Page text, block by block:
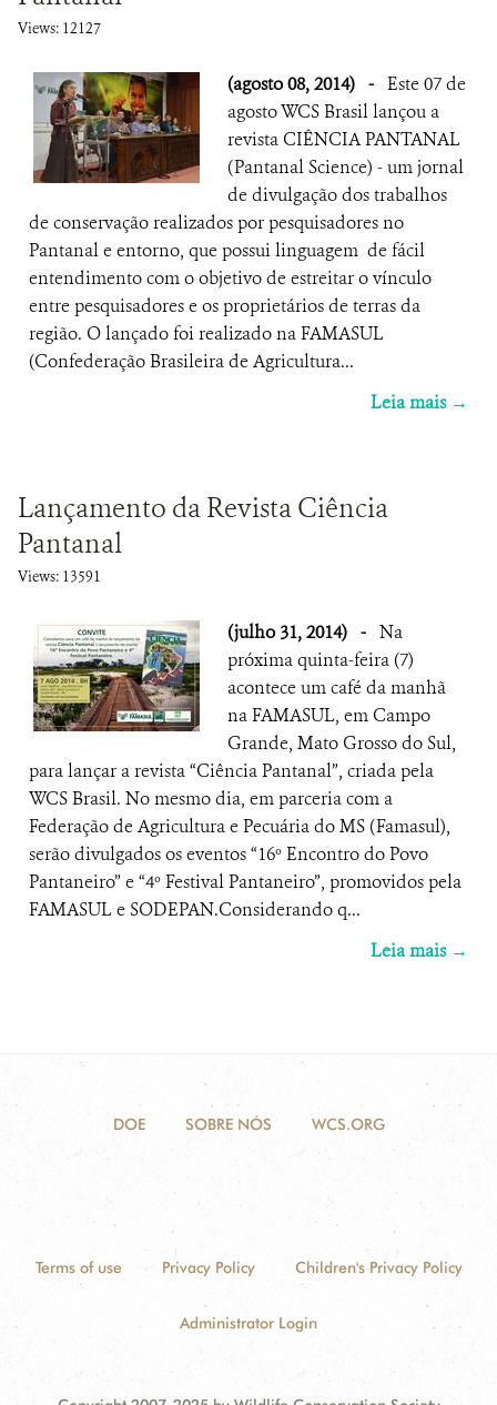
Views: 12127
(agosto 08, 2014) - Este 07 de
agosto WCS Brasil lançou a
revista CIÊNCIA PANTANAL
(Pantanal Science) - um jornal
de divulgação dos trabalhos
de conservação realizados por pesquisadores no
Pantanal e entorno, que possui linguagem de fácil
entendimento com o objetivo de estreitar o vínculo
entre pesquisadores e os proprietários de terras da
região. O lançado foi realizado na FAMASUL
(Confederação Brasileira de Agricultura...
Leia mais →
Lançamento da Revista Ciência
Pantanal
Views: 13591
(julho 31, 2014) - Na
próxima quinta-feira (7)
acontece um café da manhã
na FAMASUL, em Campo
Grande, Mato Grosso do Sul,
para lançar a revista “Ciência Pantanal”, criada pela
WCS Brasil. No mesmo dia, em parceria com a
Federação de Agricultura e Pecuária do MS (Famasul),
serão divulgados os eventos “16º Encontro do Povo
Pantaneiro” e “4º Festival Pantaneiro”, promovidos pela
FAMASUL e SODEPAN.Considerando q...
Leia mais →
DOE SOBRE NÓS WCS.ORG
Terms of use Privacy Policy Children's Privacy Policy
Administrator Login